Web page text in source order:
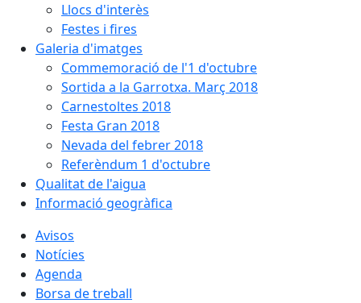
Llocs d'interès
Festes i fires
Galeria d'imatges
Commemoració de l'1 d'octubre
Sortida a la Garrotxa. Març 2018
Carnestoltes 2018
Festa Gran 2018
Nevada del febrer 2018
Referèndum 1 d'octubre
Qualitat de l'aigua
Informació geogràfica
Avisos
Notícies
Agenda
Borsa de treball